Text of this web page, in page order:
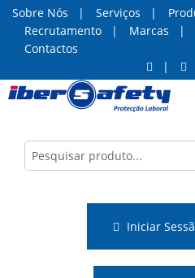
Sobre Nós Serviços
Recrutamento
Marcas
Contactos
Iniciar